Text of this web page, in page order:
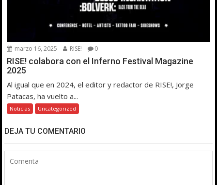
marzo 16, 2025 RISE! 0
RISE! colabora con el Inferno Festival Magazine
2025
Al igual que en 2024, el editor y redactor de RISE!, Jorge
Patacas, ha vuelto a...
Noticias Uncategorized
DEJA TU COMENTARIO